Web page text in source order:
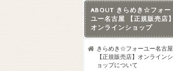
ABOUT きらめき☆フォー
ユー名古屋 【正規販売店】
オンラインショップ
きらめき☆フォーユー名古屋
【正規販売店】オンラインシ
ョップについて